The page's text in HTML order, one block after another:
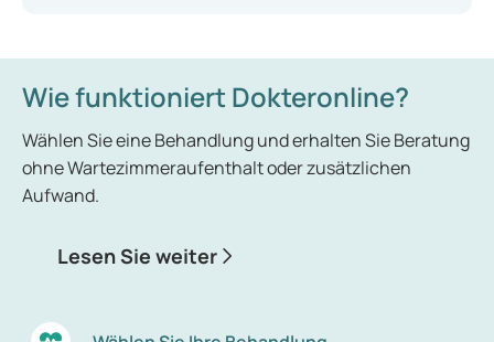
Wie funktioniert Dokteronline?
Wählen Sie eine Behandlung und erhalten Sie Beratung
ohne Wartezimmeraufenthalt oder zusätzlichen
Aufwand.
Lesen Sie weiter